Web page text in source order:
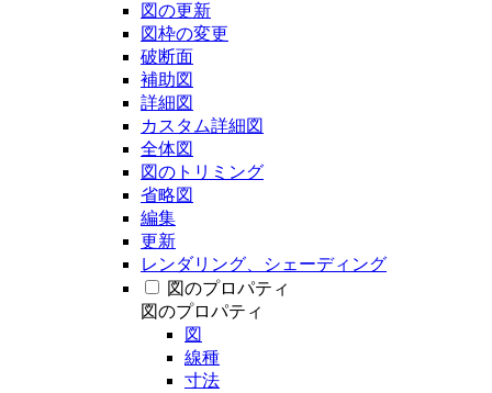
図の更新
図枠の変更
破断面
補助図
詳細図
カスタム詳細図
全体図
図のトリミング
省略図
編集
更新
レンダリング、シェーディング
図のプロパティ
図のプロパティ
図
線種
寸法